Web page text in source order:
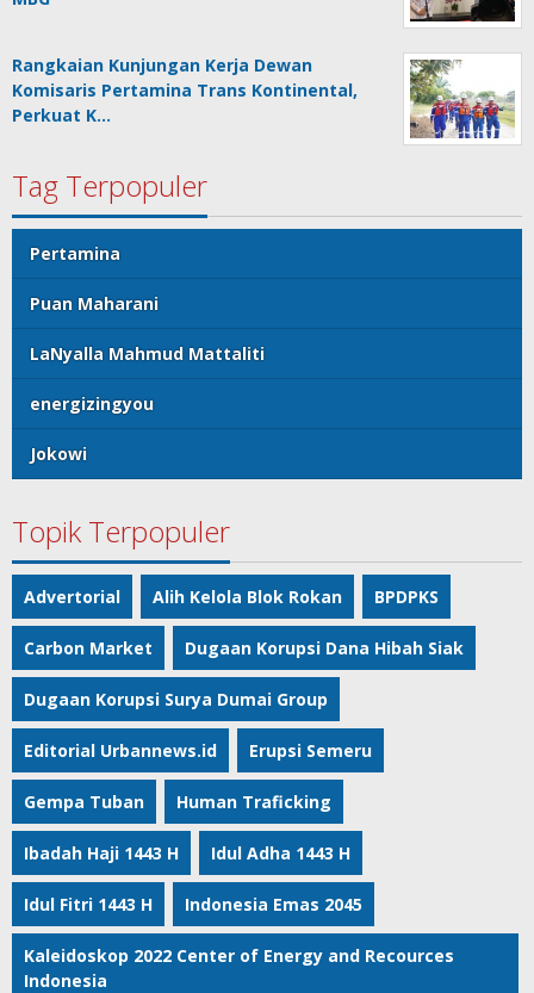
Rangkaian Kunjungan Kerja Dewan
Komisaris Pertamina Trans Kontinental,
Perkuat K…
Tag Terpopuler
Pertamina
Puan Maharani
LaNyalla Mahmud Mattaliti
energizingyou
Jokowi
Topik Terpopuler
Advertorial Alih Kelola Blok Rokan BPDPKS
Carbon Market Dugaan Korupsi Dana Hibah Siak
Dugaan Korupsi Surya Dumai Group
Editorial Urbannews.id Erupsi Semeru
Gempa Tuban Human Traficking
Ibadah Haji 1443 H Idul Adha 1443 H
Idul Fitri 1443 H Indonesia Emas 2045
Kaleidoskop 2022 Center of Energy and Recources
Indonesia